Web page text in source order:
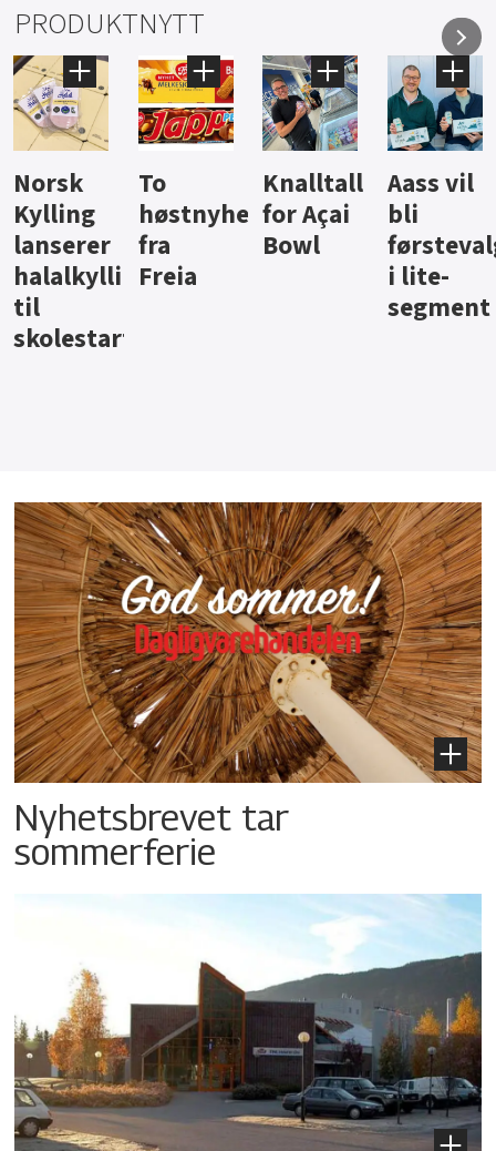
PRODUKTNYTT
Knalltall
for Açai
Bowl
Aass vil
bli
førstevalg
i lite-
Brus og
jus fra
Berentsen
Hard
iste fra
Hansa
Nyhetsbrevet tar
sommerferie